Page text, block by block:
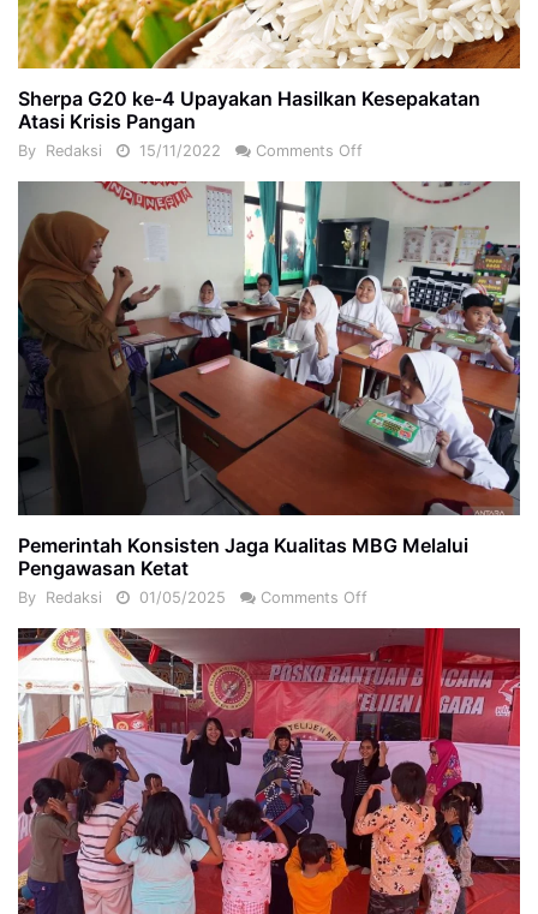
Sherpa G20 ke-4 Upayakan Hasilkan Kesepakatan
Atasi Krisis Pangan
By Redaksi 15/11/2022 Comments Off
Pemerintah Konsisten Jaga Kualitas MBG Melalui
Pengawasan Ketat
By Redaksi 01/05/2025 Comments Off